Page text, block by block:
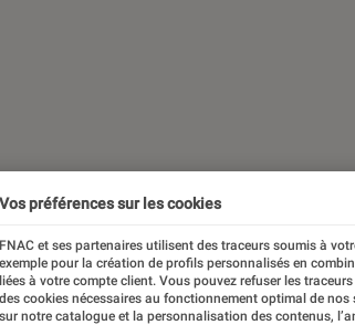
Vos préférences sur les cookies
FNAC et ses partenaires utilisent des traceurs soumis à
exemple pour la création de profils personnalisés en
liées à votre compte client. Vous pouvez refuser les
des cookies nécessaires au fonctionnement optimal de
sur notre catalogue et la personnalisation des contenus,